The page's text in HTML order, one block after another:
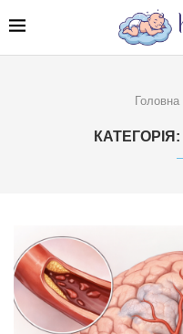
Головна
КАТЕГОРІЯ: